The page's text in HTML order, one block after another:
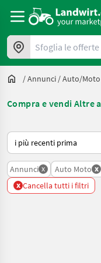
Sfoglia le offerte
/Annunci /Auto/moto
Compra e vendi Altre
Ecco come viene
Annunci x Auto Moto x
x Cancella tutti i filtri